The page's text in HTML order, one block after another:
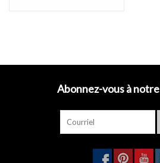
Que mince peut un mitigeur de
autres robinets dans la série de Kaldur il
douchette Kaldur extrêmement minces
conception intelligente qui reste
austère au sommet du corps placé de
Abonnez-vous à